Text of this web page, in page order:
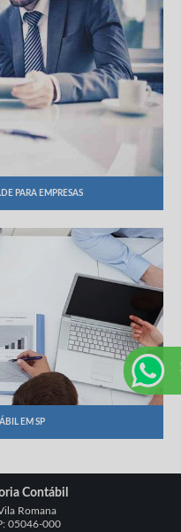
PARA EMPRESAS
EM SP
Contábil
Romana
05046-000